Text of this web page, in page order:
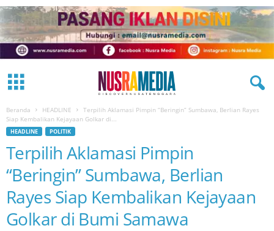
Beranda HEADLINE
Terpilih Aklamasi Pimpin “Beringin” Sumbawa, Berlian Rayes
Siap Kembalikan Kejayaan Golkar di...
HEADLINE POLITIK
Terpilih Aklamasi Pimpin
“Beringin” Sumbawa, Berlian
Rayes Siap Kembalikan Kejayaan
Golkar di Bumi Samawa